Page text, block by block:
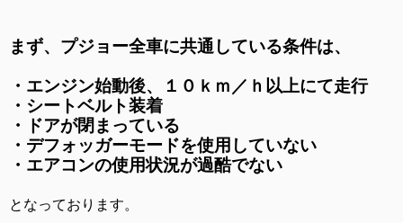
まず、プジョー全車に共通している条件は、
・エンジン始動後、１０ｋｍ／ｈ以上にて走行
・シートベルト装着
・ドアが閉まっている
・デフォッガーモードを使用していない
・エアコンの使用状況が過酷でない
となっております。